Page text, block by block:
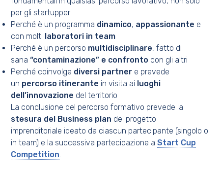
per gli startupper
Perché è un programma dinamico, appassionante e
con molti laboratori in team
Perché è un percorso multidisciplinare, fatto di
sana“contaminazione” e confronto con gli altri
Perché coinvolge diversi partner e prevede
un percorso itinerante in visita ai luoghi
dell’innovazione del territorio
La conclusione del percorso formativo prevede la
stesura del Business plan del progetto
imprenditoriale ideato da ciascun partecipante (singolo o
in team) e la successiva partecipazione aStart Cup
Competition.